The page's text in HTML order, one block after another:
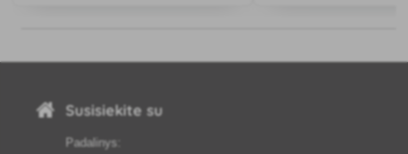
Susisiekite su
Padalinys: